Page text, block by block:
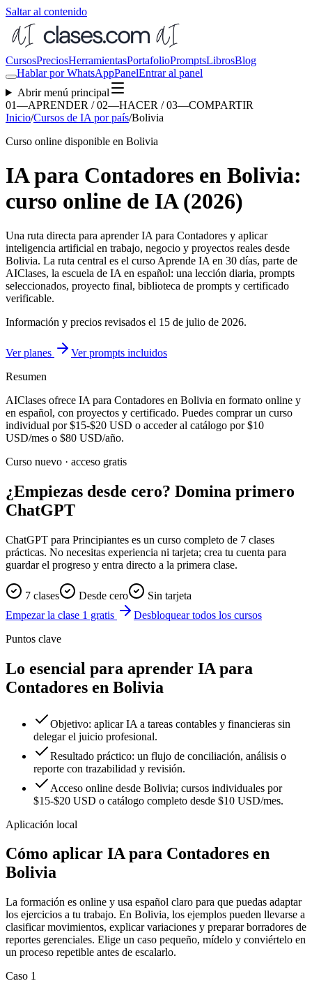
Saltar al contenido
CursosPreciosHerramientasPortafolioPromptsLibrosBlog
Hablar por WhatsAppPanelEntrar al panel
Abrir menú principal
01—APRENDER / 02—HACER / 03—COMPARTIR
Inicio/Cursos de IA por país/Bolivia
Curso online disponible en Bolivia
IA para Contadores en Bolivia:
curso online de IA (2026)
Una ruta directa para aprenderIA para Contadores y aplicar
inteligencia artificial en trabajo, negocio y proyectos reales desde
Bolivia. La ruta central es el curso Aprende IA en 30 días, parte de
AIClases, la escuela de IA en español: una lección diaria, prompts
seleccionados, proyecto final, biblioteca de prompts y certificado
verificable.
Información y precios revisados el 15 de julio de 2026.
Ver planes
Ver prompts incluidos
Resumen
AIClases ofrece IA para Contadores en Bolivia en formato online y
en español, con proyectos y certificado. Puedes comprar un curso
individual por$15-$20 USD o acceder al catálogo por$10
USD/mes o $80 USD/año.
Curso nuevo · acceso gratis
¿Empiezas desde cero? Domina primero
ChatGPT
ChatGPT para Principiantes es un curso completo de 7 clases
prácticas. No necesitas experiencia ni tarjeta; crea tu cuenta para
guardar el progreso y entra directo a la primera clase.
7 clases Desde cero
Sin tarjeta
Empezar la clase 1 gratis
Desbloquear todos los cursos
Puntos clave
Lo esencial para aprender IA para
Contadores en Bolivia
Objetivo: aplicar IA a tareas contables y financieras sin
delegar el juicio profesional.
Resultado práctico: un flujo de conciliación, análisis o
reporte con trazabilidad y revisión.
Acceso online desde Bolivia; cursos individuales por
$15-$20 USD o catálogo completo desde $10 USD/mes.
Aplicación local
Cómo aplicar IA para Contadores en
Bolivia
La formación es online y usa español claro para que puedas adaptar
los ejercicios a tu trabajo. En Bolivia, los ejemplos pueden llevarse a
clasificar movimientos, explicar variaciones y preparar borradores de
reportes gerenciales. Elige un caso pequeño, mídelo y conviértelo en
un proceso repetible antes de escalarlo.
Caso 1